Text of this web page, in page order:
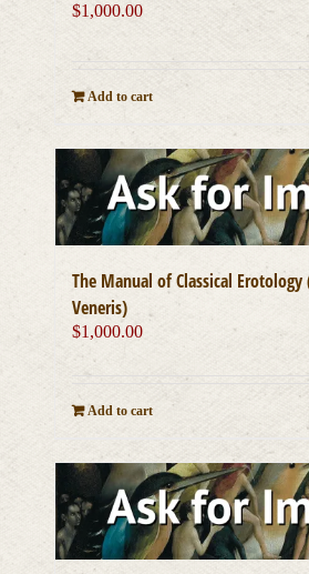
$1,000.00
Add to cart
The Manual of Classical Erotology
Veneris)
$1,000.00
Add to cart